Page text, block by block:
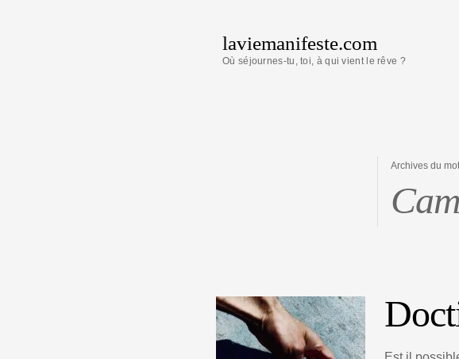
laviemanifeste.com
Où séjournes-tu, toi, à qui vient le rêve ?
Archives du